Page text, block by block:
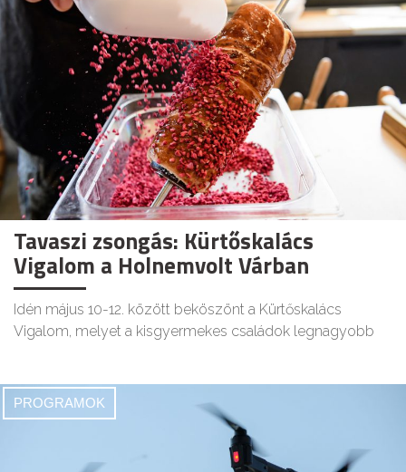
Tavaszi zsongás: Kürtőskalács
Vigalom a Holnemvolt Várban
Idén május 10-12. között beköszönt a Kürtőskalács
Vigalom, melyet a kisgyermekes családok legnagyobb
PROGRAMOK